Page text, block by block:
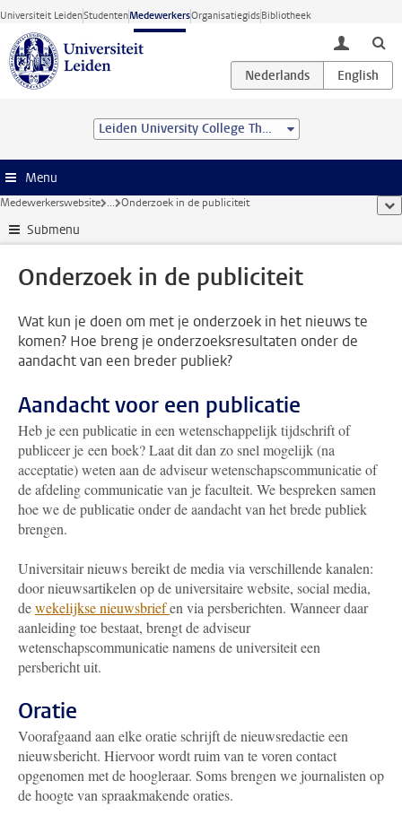
Ga direct naar de inhoud
Universiteit LeidenStudentenMedewerkersOrganisatiegidsBibliotheek
toggle
Leiden University College The Hague
Menu
Medewerkerswebsite ... Onderzoek in de publiciteit
Submenu
Onderzoek in de publiciteit
Wat kun je doen om met je onderzoek in het nieuws te
komen? Hoe breng je onderzoeksresultaten onder de
aandacht van een breder publiek?
Aandacht voor een publicatie
Heb je een publicatie in een wetenschappelijk tijdschrift of
publiceer je een boek? Laat dit dan zo snel mogelijk (na
acceptatie) weten aan de adviseur wetenschapscommunicatie of
de afdeling communicatie van je faculteit. We bespreken samen
hoe we de publicatie onder de aandacht van het brede publiek
brengen.
Universitair nieuws bereikt de media via verschillende kanalen:
door nieuwsartikelen op de universitaire website, social media,
dewekelijkse nieuwsbriefen via persberichten. Wanneer daar
aanleiding toe bestaat, brengt de adviseur
wetenschapscommunicatie namens de universiteit een
persbericht uit.
Oratie
Voorafgaand aan elke oratie schrijft de nieuwsredactie een
nieuwsbericht. Hiervoor wordt ruim van te voren contact
opgenomen met de hoogleraar. Soms brengen we journalisten op
de hoogte van spraakmakende oraties.